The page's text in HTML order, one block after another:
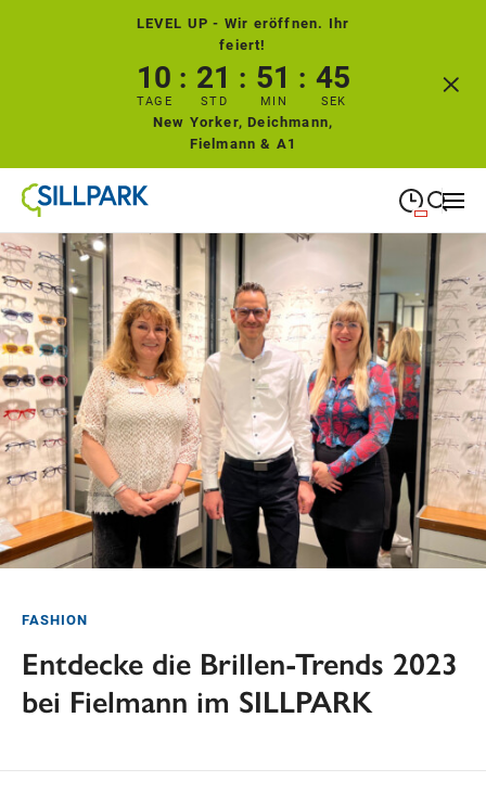
LEVEL UP - Wir eröffnen. Ihr
feiert!
10
TAGE
21
STD
51
MIN
44
SEK
New Yorker, Deichmann,
Fielmann & A1
Suche schließen
Montag
MONTAG 09:00 19:00
Dienstag
DIENSTAG 09:00—19:00
Mittwoch
MITTWOCH 09:00—19:00
Donnerstag
DONNERSTAG 09:00—19:00
Freitag
FREITAG 09:00— 19:00
Samstag
SAMSTAG Feiertags geschlossen
FASHION
Entdecke die Brillen-Trends 2023
bei Fielmann im SILLPARK